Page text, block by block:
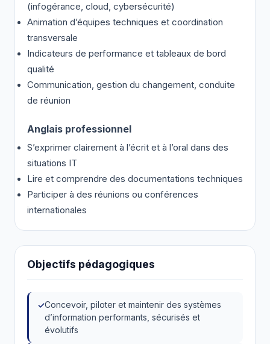
(infogérance, cloud, cybersécurité)
Animation d’équipes techniques et coordination
transversale
Indicateurs de performance et tableaux de bord
qualité
Communication, gestion du changement, conduite
de réunion
Anglais professionnel
S’exprimer clairement à l’écrit et à l’oral dans des
situations IT
Lire et comprendre des documentations techniques
Participer à des réunions ou conférences
internationales
Objectifs pédagogiques
Concevoir, piloter et maintenir des systèmes
d’information performants, sécurisés et
évolutifs